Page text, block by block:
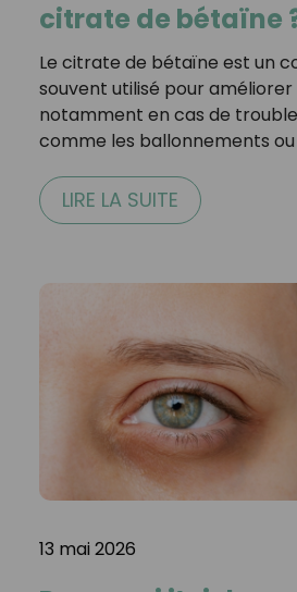
citrate de bétaïne
Le citrate de bétaïne est un
souvent utilisé pour améliorer
notamment en cas de
comme les ballonnements ou
LIRE LA SUITE
13 mai 2026